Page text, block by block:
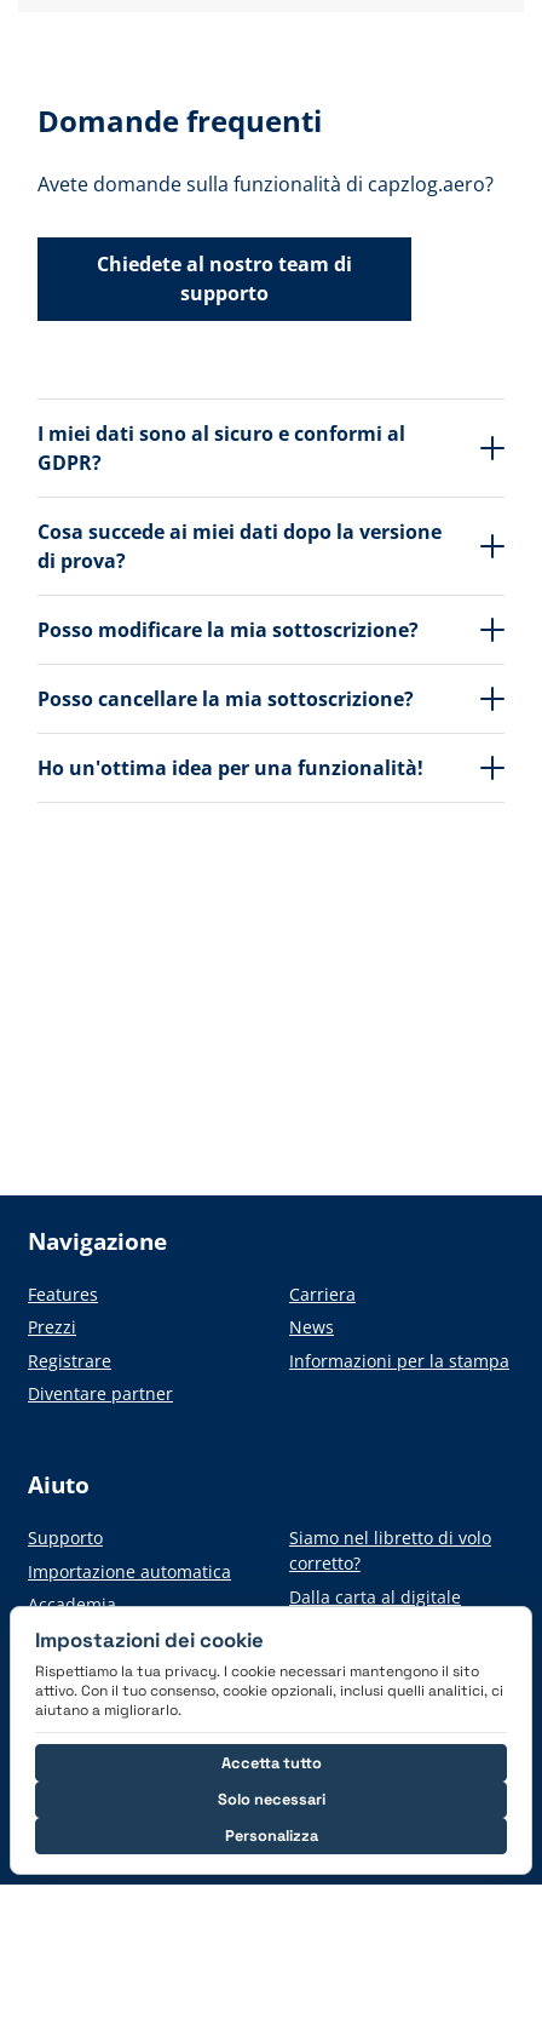
Domande frequenti
Avete domande sulla funzionalità di capzlog.aero?
Chiedete al nostro team di
supporto
I miei dati sono al sicuro e conformi al
GDPR?
Cosa succede ai miei dati dopo la versione
di prova?
Posso modificare la mia sottoscrizione?
Posso cancellare la mia sottoscrizione?
Ho un'ottima idea per una funzionalità!
Navigazione
Features
Prezzi
Registrare
Diventare partner
Carriera
News
Informazioni per la stampa
Aiuto
Supporto
Importazione automatica
Accademia
Siamo nel libretto di volo
corretto?
Dalla carta al digitale
Scarica l'applicazione
Connettiti con noi
Impostazioni dei cookie
Rispettiamo la tua privacy. I cookie necessari mantengono il sito
attivo. Con il tuo consenso, cookie opzionali, inclusi quelli analitici, ci
aiutano a migliorarlo.
Solo necessari
Personalizza
Accetta tutto